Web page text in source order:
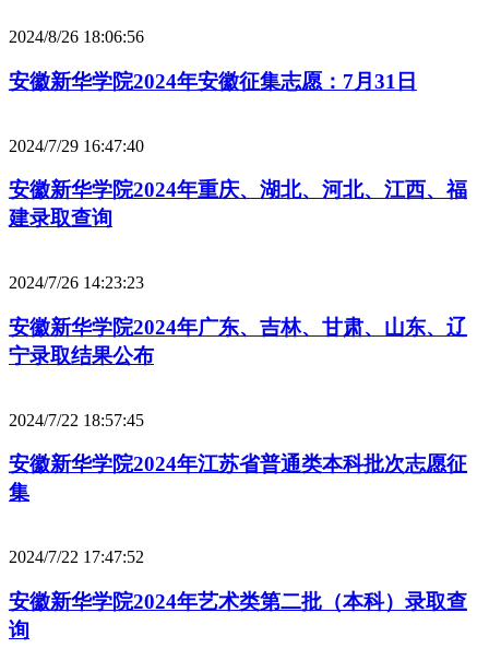
2024/8/26 18:06:56
安徽新华学院2024年安徽征集志愿：7月31日
2024/7/29 16:47:40
安徽新华学院2024年重庆、湖北、河北、江西、福
建录取查询
2024/7/26 14:23:23
安徽新华学院2024年广东、吉林、甘肃、山东、辽
宁录取结果公布
2024/7/22 18:57:45
安徽新华学院2024年江苏省普通类本科批次志愿征
集
2024/7/22 17:47:52
安徽新华学院2024年艺术类第二批（本科）录取查
询